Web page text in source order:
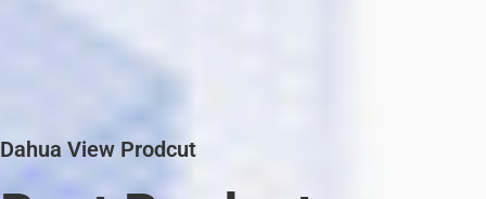
Dahua View Prodcut